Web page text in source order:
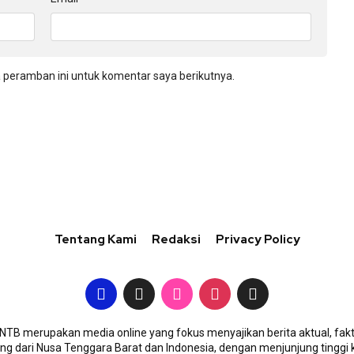
ini untuk komentar saya berikutnya.
Tentang Kami Redaksi Privacy Policy
merupakan media online yang fokus menyajikan berita aktual,
dari Nusa Tenggara Barat dan Indonesia, dengan menjunjung tinggi